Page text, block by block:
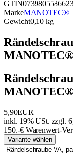
GTIN0739805586623
MarkeMANOTEC®
Gewicht0,10 kg
5,90EUR
inkl. 19% USt. zzgl.
150,-€ Warenwert-
Variante wählen